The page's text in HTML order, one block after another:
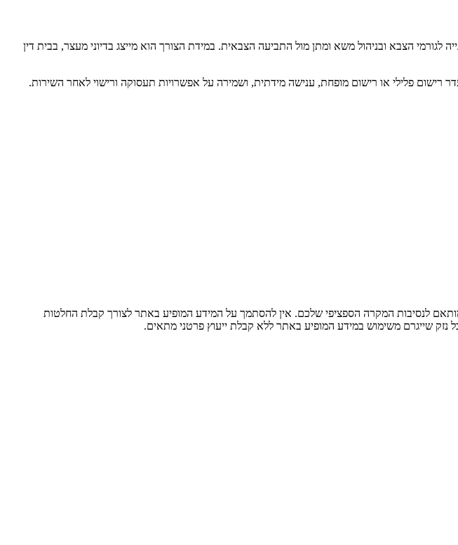
הצבא ובניהול משא ומתן מול התביעה הצבאית. במידת הצורך הוא מייצג בדיוני מעצר, בבית דין
פלילי או רישום מופחת, ענישה מידתית, ושמירה על אפשרויות תעסוקה ורישוי לאחר השירות.
לנסיבות המקרה הספציפי שלכם. אין להסתמך על המידע המופיע באתר לצורך קבלת החלטות
שייגרם משימוש במידע המופיע באתר ללא קבלת ייעוץ פרטני מתאים.